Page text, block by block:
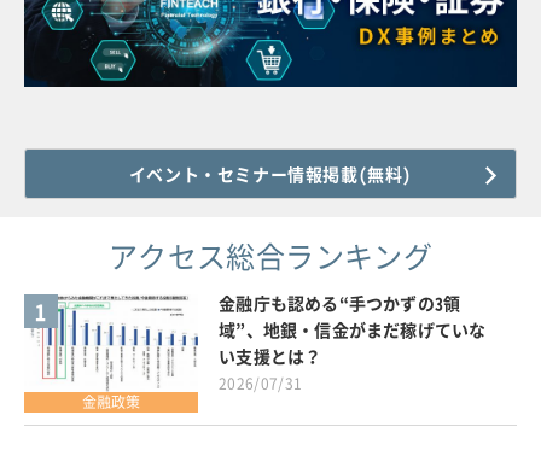
イベント・セミナー情報掲載(無料)
アクセス総合ランキング
1
金融政策
金融庁も認める“手つかずの3領
域”、地銀・信金がまだ稼げていな
い支援とは？
2026/07/31